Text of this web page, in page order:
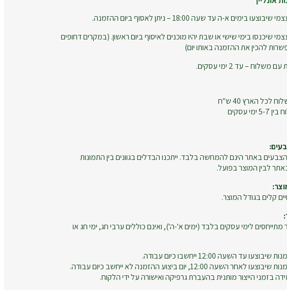
בימים א-ה עד שעה 18:00 – ניתן לאסוף ביום ההזמנה.
שיכנסו בימי שישי או שבת יהיו מוכנים לאיסוף ביום ראשון. (במקרים דחופים
להכין את ההזמנה באותו יום)
– עד 2 ימי עסקים.
לכל הארץ 40 ש"ח
עסקים
באתר הינם להמחשה בלבד. ייתכנו הבדלים בגוונים בין התמונות
לבין המוצר בפועל.
קלים בגודל המוצר.
מתייחסים לימי עסקים בלבד (ימים א'-ה'), ואינם כוללים ערבי חג, ימי חג או
שיבוצעו עד השעה 12:00 ייחשבו כיום עבודה.
לאחר השעה 12:00, יום ביצוע ההזמנה לא ייחשב כיום עבודה.
בזמני הייצור מותנית בהעברת גרפיקה ואישורה על ידי הלקוח.